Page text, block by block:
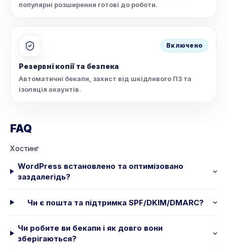
популярні розширення готові до роботи.
Включено
Резервні копії та безпека
Автоматичні бекапи, захист від шкідливого ПЗ та
ізоляція акаунтів.
FAQ
Хостинг
WordPress встановлено та оптимізовано
заздалегідь?
Чи є пошта та підтримка SPF/DKIM/DMARC?
Чи робите ви бекапи і як довго вони
зберігаються?